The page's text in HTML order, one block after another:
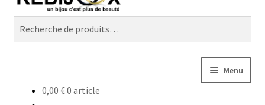
àau
Menu
Bagues femme
0,00 €0 article